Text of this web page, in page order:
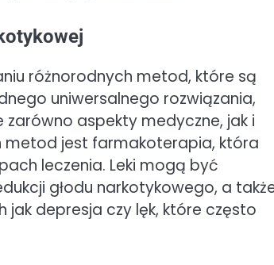
różnorodnych metod, które są
uniwersalnego rozwiązania,
aspekty medyczne, jak i
metod jest farmakoterapia, która
leczenia. Leki mogą być
głodu narkotykowego, a
jak depresja czy lęk, które często